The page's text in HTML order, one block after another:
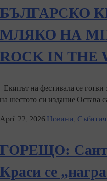
БЪЛГАРСКО
МЛЯКО НА
ROCK IN THE
Екипът на фестивала се готви
на шестото си издание Остава
April 22, 2026 Новини, Събития
ГОРЕЩО:
Краси се